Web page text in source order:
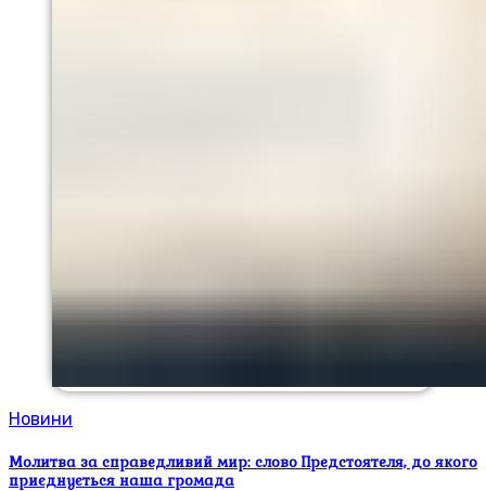
Новини
Молитва за справедливий мир: слово Предстоятеля, до якого
приєднується наша громада